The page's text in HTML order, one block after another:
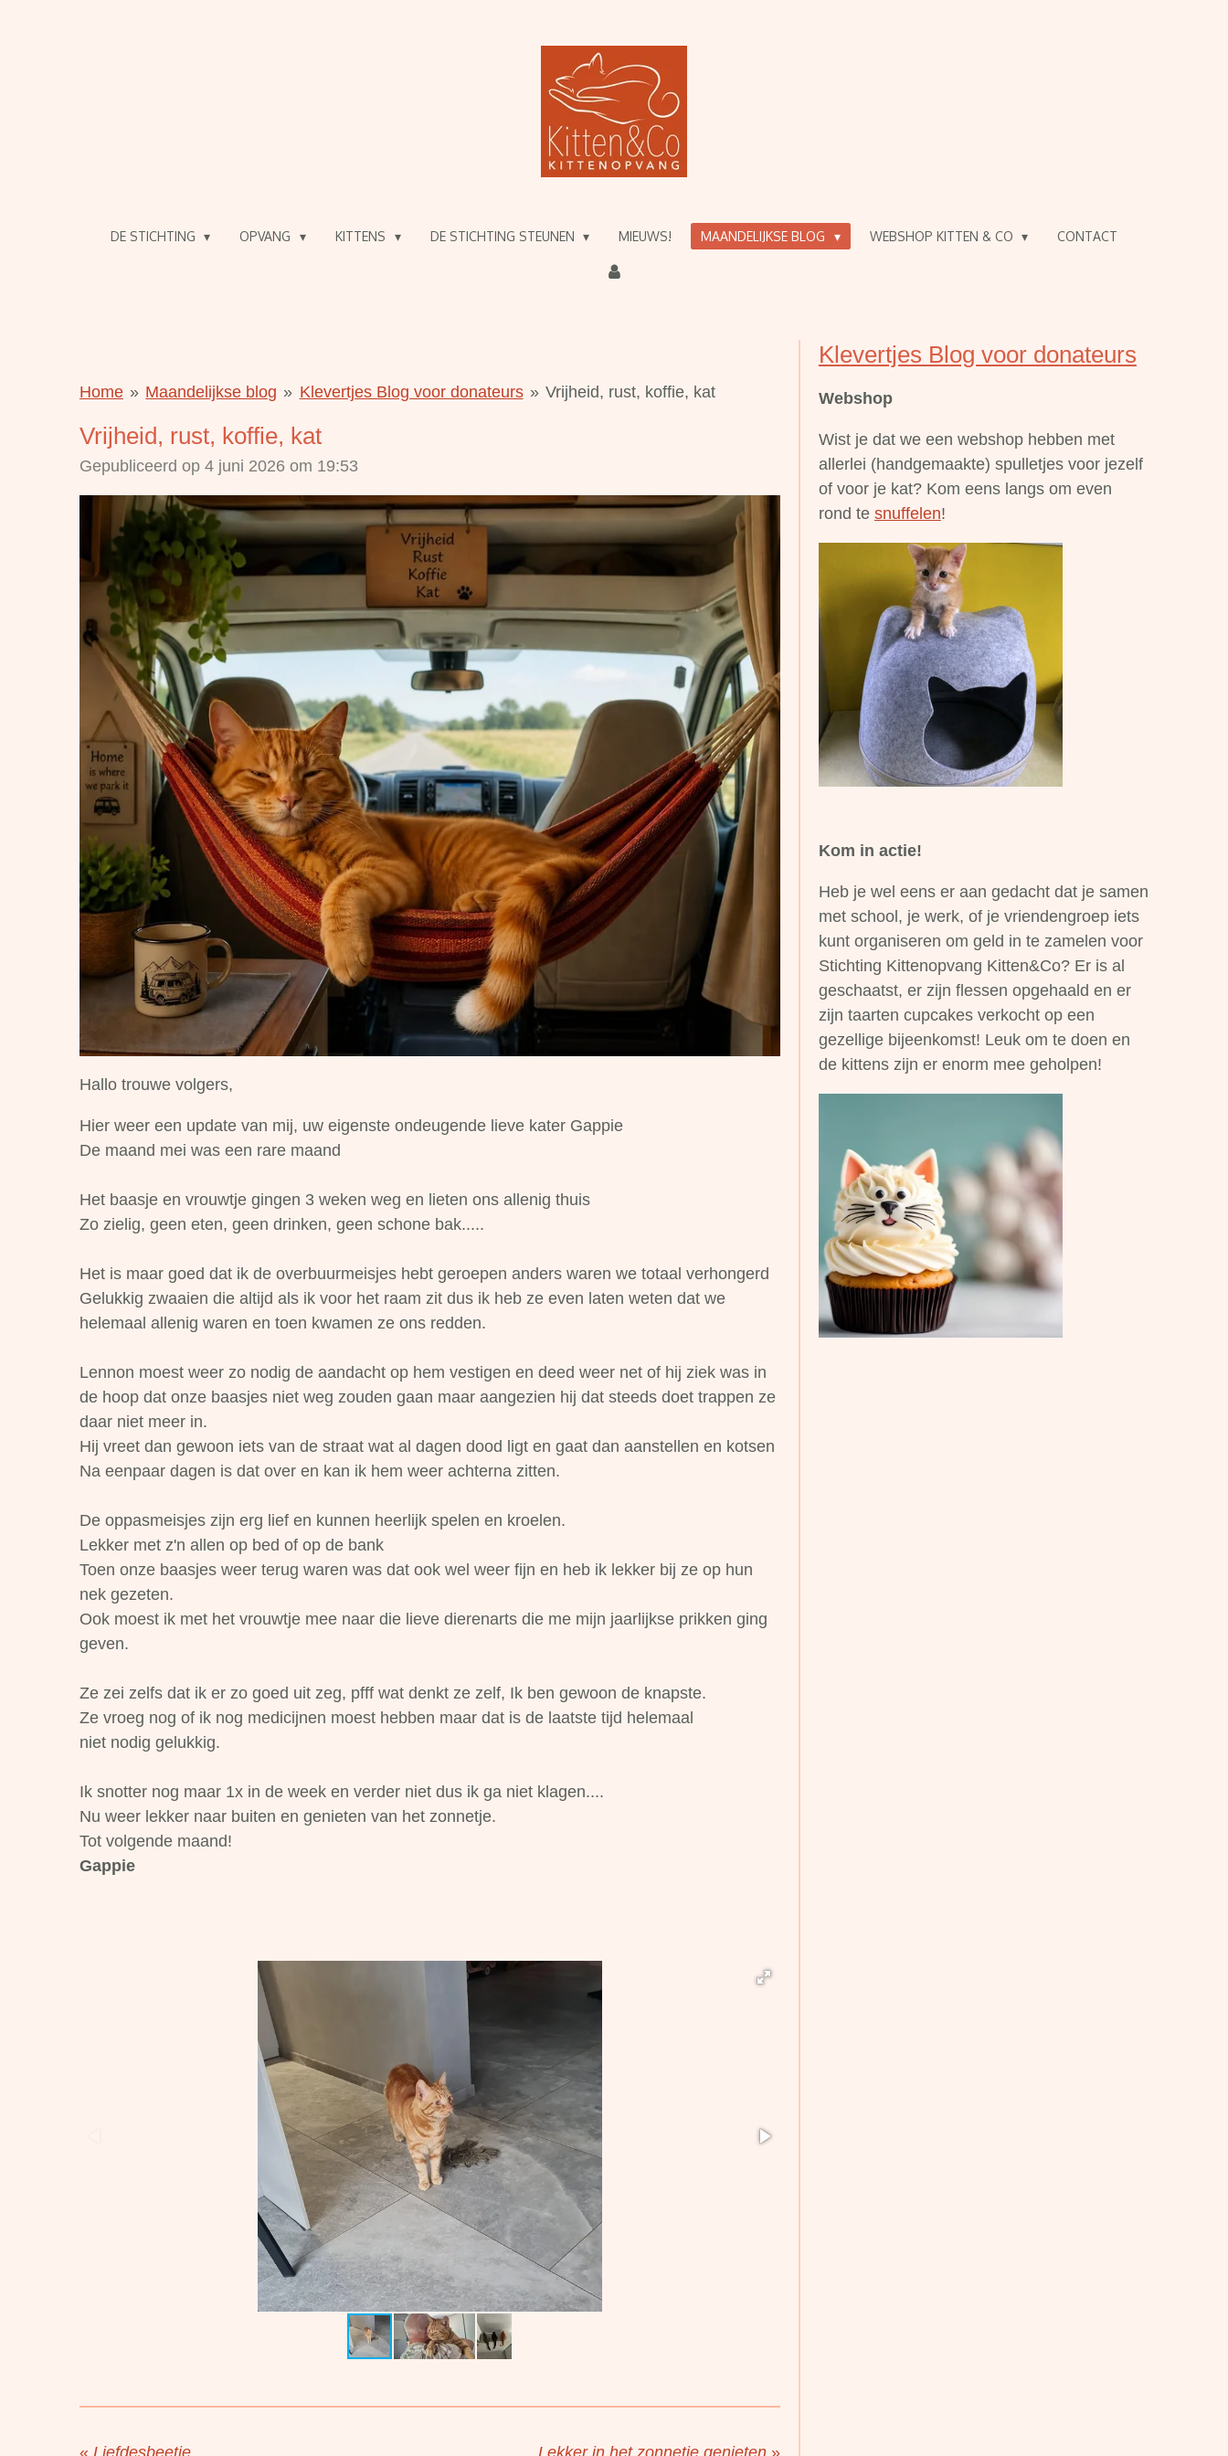
DE STICHTING OPVANG KITTENS DE STICHTING STEUNEN MIEUWS! MAANDELIJKSE BLOG WEBSHOP KITTEN & CO CONTACT
Home » Maandelijkse blog » Klevertjes Blog voor donateurs » Vrijheid, rust, koffie, kat
Vrijheid, rust, koffie, kat
Gepubliceerd op 4 juni 2026 om 19:53
Hallo trouwe volgers,
Hier weer een update van mij, uw eigenste ondeugende lieve kater Gappie
De maand mei was een rare maand
Het baasje en vrouwtje gingen 3 weken weg en lieten ons allenig thuis
Zo zielig, geen eten, geen drinken, geen schone bak.....
Het is maar goed dat ik de overbuurmeisjes hebt geroepen anders waren we totaal verhongerd
Gelukkig zwaaien die altijd als ik voor het raam zit dus ik heb ze even laten weten dat we
helemaal allenig waren en toen kwamen ze ons redden.
Lennon moest weer zo nodig de aandacht op hem vestigen en deed weer net of hij ziek was in
de hoop dat onze baasjes niet weg zouden gaan maar aangezien hij dat steeds doet trappen ze
daar niet meer in.
Hij vreet dan gewoon iets van de straat wat al dagen dood ligt en gaat dan aanstellen en kotsen
Na eenpaar dagen is dat over en kan ik hem weer achterna zitten.
De oppasmeisjes zijn erg lief en kunnen heerlijk spelen en kroelen.
Lekker met z'n allen op bed of op de bank
Toen onze baasjes weer terug waren was dat ook wel weer fijn en heb ik lekker bij ze op hun
nek gezeten.
Ook moest ik met het vrouwtje mee naar die lieve dierenarts die me mijn jaarlijkse prikken ging
geven.
Ze zei zelfs dat ik er zo goed uit zeg, pfff wat denkt ze zelf, Ik ben gewoon de knapste.
Ze vroeg nog of ik nog medicijnen moest hebben maar dat is de laatste tijd helemaal
niet nodig gelukkig.
Ik snotter nog maar 1x in de week en verder niet dus ik ga niet klagen....
Nu weer lekker naar buiten en genieten van het zonnetje.
Tot volgende maand!
Gappie
Klevertjes Blog voor donateurs
Webshop
Wist je dat we een webshop hebben met
allerlei (handgemaakte) spulletjes voor jezelf
of voor je kat? Kom eens langs om even
rond te snuffelen!
Kom in actie!
Heb je wel eens er aan gedacht dat je samen
met school, je werk, of je vriendengroep iets
kunt organiseren om geld in te zamelen voor
Stichting Kittenopvang Kitten&Co? Er is al
geschaatst, er zijn flessen opgehaald en er
zijn taarten cupcakes verkocht op een
gezellige bijeenkomst! Leuk om te doen en
de kittens zijn er enorm mee geholpen!